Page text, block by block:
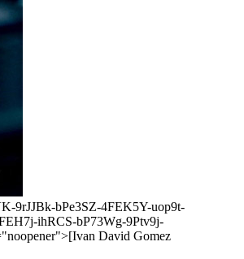
9rJJBk-bPe3SZ-4FEK5Y-uop9t-
ihRCS-bP73Wg-9Ptv9j-
David Gomez